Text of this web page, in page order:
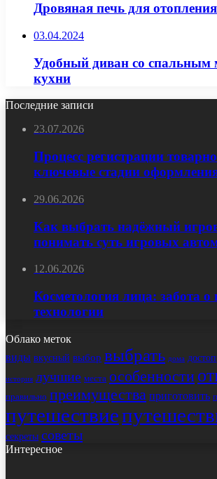
Дровяная печь для
03.04.2024
Удобный диван со спальным
кухни
Последние записи
23.07.2026
Процесс регистрации
ключевые стадии
29.06.2026
Как выбрать надёжный
понимать суть игровых
12.06.2026
Косметология лица: забота
технологии
Облако меток
виды вкусный выбор выбрать дома
история лучшие места особенности
правильно преимущества приготовить
путешествие
секреты советы
Интересное